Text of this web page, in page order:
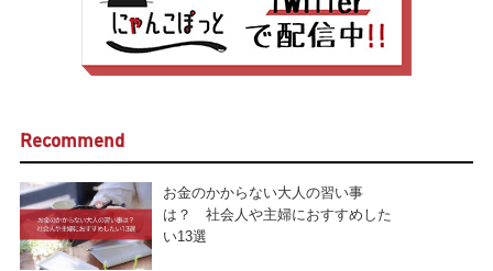
Recommend
お金のかからない大人の習い事
は？ 社会人や主婦におすすめした
い13選